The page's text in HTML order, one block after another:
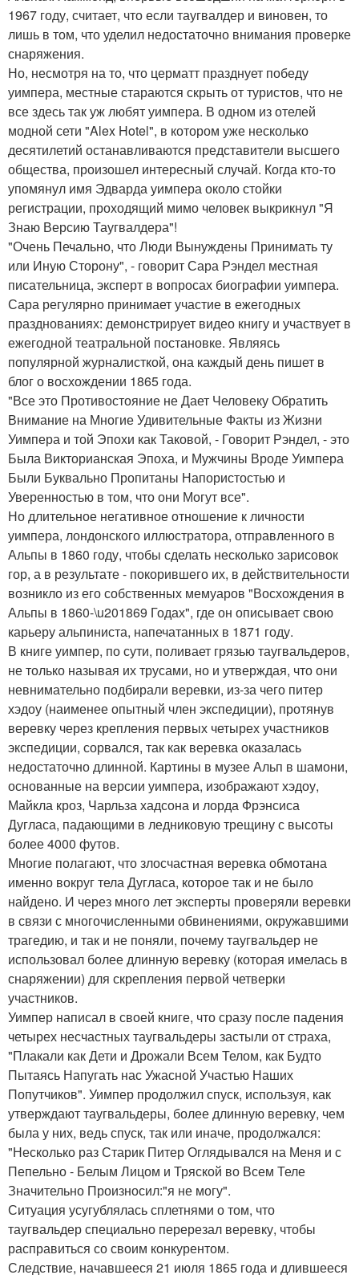
1967 году, считает, что если таугвалдер и виновен, то
лишь в том, что уделил недостаточно внимания проверке
снаряжения.
Но, несмотря на то, что церматт празднует победу
уимпера, местные стараются скрыть от туристов, что не
все здесь так уж любят уимпера. В одном из отелей
модной сети "Alex Hotel", в котором уже несколько
десятилетий останавливаются представители высшего
общества, произошел интересный случай. Когда кто-то
упомянул имя Эдварда уимпера около стойки
регистрации, проходящий мимо человек выкрикнул "Я
Знаю Версию Таугвалдера"!
"Очень Печально, что Люди Вынуждены Принимать ту
или Иную Сторону", - говорит Сара Рэндел местная
писательница, эксперт в вопросах биографии уимпера.
Сара регулярно принимает участие в ежегодных
празднованиях: демонстрирует видео книгу и участвует в
ежегодной театральной постановке. Являясь
популярной журналисткой, она каждый день пишет в
блог о восхождении 1865 года.
"Все это Противостояние не Дает Человеку Обратить
Внимание на Многие Удивительные Факты из Жизни
Уимпера и той Эпохи как Таковой, - Говорит Рэндел, - это
Была Викторианская Эпоха, и Мужчины Вроде Уимпера
Были Буквально Пропитаны Напористостью и
Уверенностью в том, что они Могут все".
Но длительное негативное отношение к личности
уимпера, лондонского иллюстратора, отправленного в
Альпы в 1860 году, чтобы сделать несколько зарисовок
гор, а в результате - покорившего их, в действительности
возникло из его собственных мемуаров "Восхождения в
Альпы в 1860-\u201869 Годах", где он описывает свою
карьеру альпиниста, напечатанных в 1871 году.
В книге уимпер, по сути, поливает грязью таугвальдеров,
не только называя их трусами, но и утверждая, что они
невнимательно подбирали веревки, из-за чего питер
хэдоу (наименее опытный член экспедиции), протянув
веревку через крепления первых четырех участников
экспедиции, сорвался, так как веревка оказалась
недостаточно длинной. Картины в музее Альп в шамони,
основанные на версии уимпера, изображают хэдоу,
Майкла кроз, Чарльза хадсона и лорда Фрэнсиса
Дугласа, падающими в ледниковую трещину с высоты
более 4000 футов.
Многие полагают, что злосчастная веревка обмотана
именно вокруг тела Дугласа, которое так и не было
найдено. И через много лет эксперты проверяли веревки
в связи с многочисленными обвинениями, окружавшими
трагедию, и так и не поняли, почему таугвальдер не
использовал более длинную веревку (которая имелась в
снаряжении) для скрепления первой четверки
участников.
Уимпер написал в своей книге, что сразу после падения
четырех несчастных таугвальдеры застыли от страха,
"Плакали как Дети и Дрожали Всем Телом, как Будто
Пытаясь Напугать нас Ужасной Участью Наших
Попутчиков". Уимпер продолжил спуск, используя, как
утверждают таугвальдеры, более длинную веревку, чем
была у них, ведь спуск, так или иначе, продолжался:
"Несколько раз Старик Питер Оглядывался на Меня и с
Пепельно - Белым Лицом и Тряской во Всем Теле
Значительно Произносил:"я не могу".
Ситуация усугублялась сплетнями о том, что
таугвальдер специально перерезал веревку, чтобы
расправиться со своим конкурентом.
Следствие, начавшееся 21 июля 1865 года и длившееся